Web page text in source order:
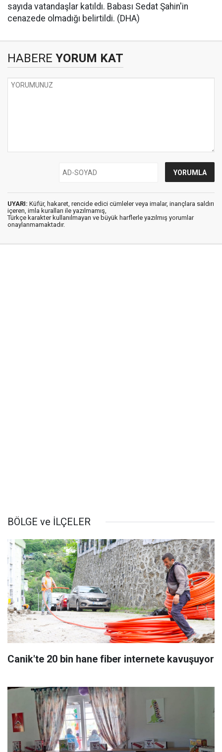
sayıda vatandaşlar katıldı. Babası Sedat Şahin'in
cenazede olmadığı belirtildi. (DHA)
HABERE YORUM KAT
UYARI: Küfür, hakaret, rencide edici cümleler veya imalar, inançlara saldırı
içeren, imla kuralları ile yazılmamış,
Türkçe karakter kullanılmayan ve büyük harflerle yazılmış yorumlar
onaylanmamaktadır.
BÖLGE ve İLÇELER
Canik'te 20 bin hane fiber internete kavuşuyor